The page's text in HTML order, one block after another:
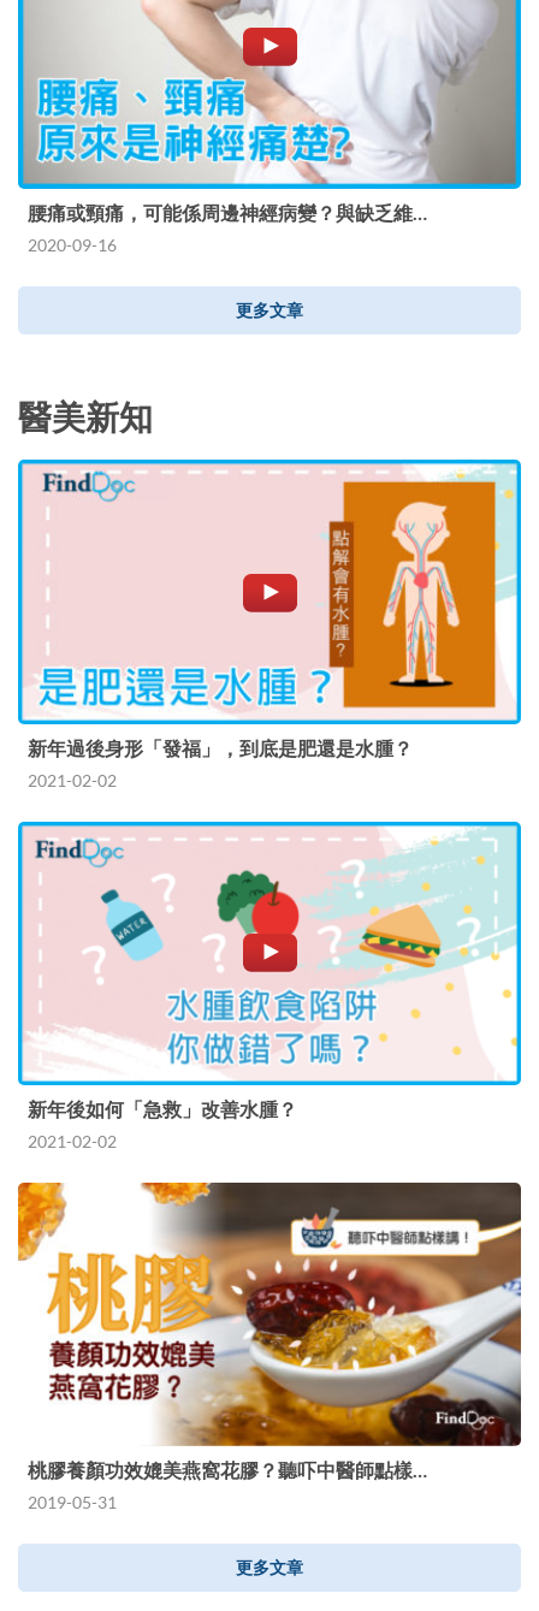
腰痛或頸痛，可能係周邊神經病變？與缺乏維…
2020-09-16
更多文章
醫美新知
新年過後身形「發福」，到底是肥還是水腫？
2021-02-02
新年後如何「急救」改善水腫？
2021-02-02
桃膠養顏功效媲美燕窩花膠？聽吓中醫師點樣…
2019-05-31
更多文章